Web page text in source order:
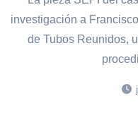
investigación a
de Tubos Reunidos,